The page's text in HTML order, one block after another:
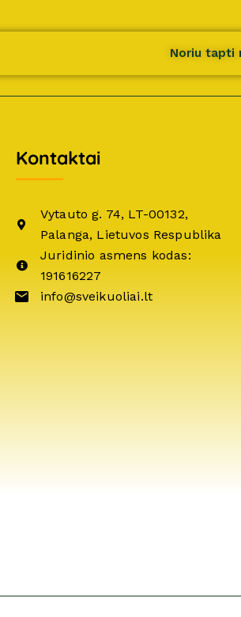
Noriu tapti
Kontaktai
Vytauto g. 74, LT-00132,
Palanga, Lietuvos Respublika
Juridinio asmens kodas:
191616227
info@sveikuoliai.lt